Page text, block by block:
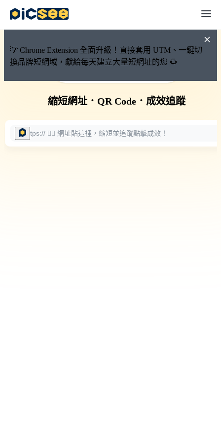
💡 Chrome Extension 全面升級！直接套用 UTM、一鍵切
換品牌短網域，獻給每天建立大量短網址的您 🌻
🚀 PicSee 短網址永久有效
縮短網址． QR Code． 成效追蹤